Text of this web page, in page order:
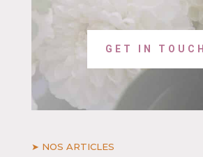
GET IN TOUCH
➤ NOS ARTICLES